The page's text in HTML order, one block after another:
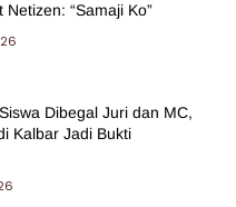
“Samaji Ko”
Dibegal Juri dan MC,
Kalbar Jadi Bukti